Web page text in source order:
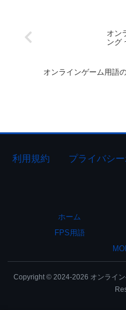
オン
ング
オンラインゲーム用語
利用規約 プライバシ
ホーム
FPS用語
Copyright © 2024-2026 オンライ